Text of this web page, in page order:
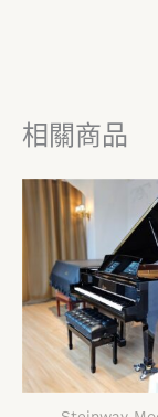
相關商品